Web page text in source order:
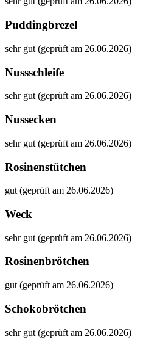
Puddingbrezel
sehr gut (geprüft am 26.06.2026)
Nussschleife
sehr gut (geprüft am 26.06.2026)
Nussecken
sehr gut (geprüft am 26.06.2026)
Rosinenstütchen
gut (geprüft am 26.06.2026)
Weck
sehr gut (geprüft am 26.06.2026)
Rosinenbrötchen
gut (geprüft am 26.06.2026)
Schokobrötchen
sehr gut (geprüft am 26.06.2026)